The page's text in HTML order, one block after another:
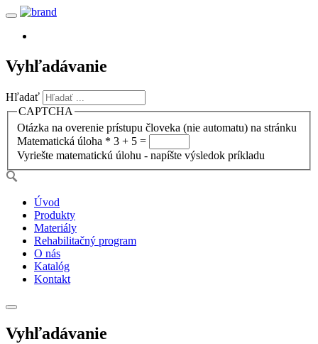
Vyhľadávanie
Hľadať
CAPTCHA
Otázka na overenie prístupu človeka (nie automatu) na stránku
Matematická úloha * 3 + 5 =
Vyriešte matematickú úlohu - napíšte výsledok príkladu
Úvod
Produkty
Materiály
Rehabilitačný program
O nás
Katalóg
Kontakt
Vyhľadávanie